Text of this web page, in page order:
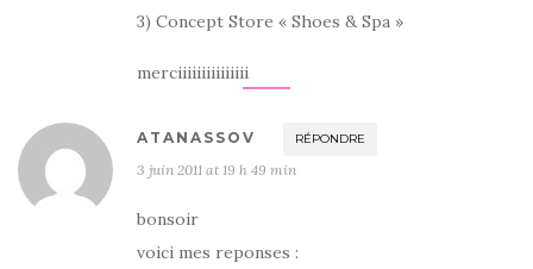
3) Concept Store « Shoes & Spa »
merciiiiiiiiiiiiiii
ATANASSOV RÉPONDRE
3 juin 2011 at 19 h 49 min
bonsoir
voici mes reponses :